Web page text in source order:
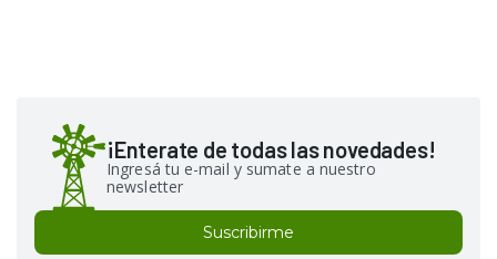
¡Enterate de todas las novedades!
Ingresá tu e-mail y sumate a nuestro
newsletter
Suscribirme